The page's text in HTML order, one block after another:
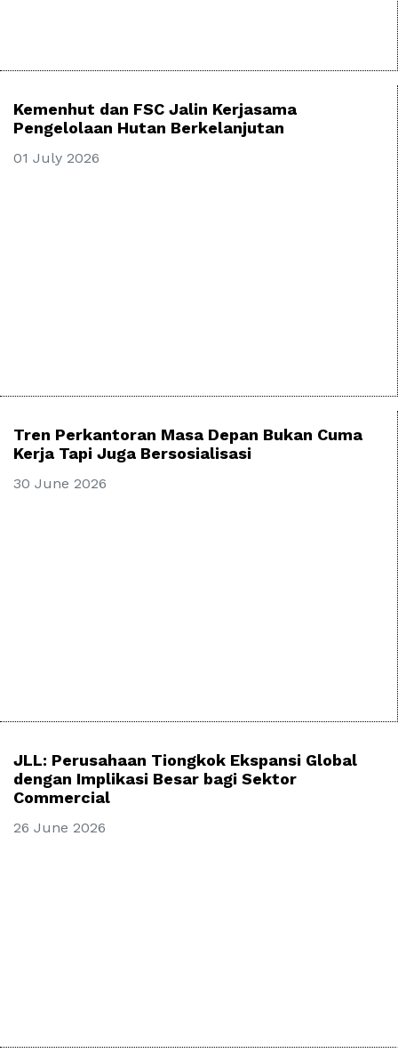
Kemenhut dan FSC Jalin Kerjasama
Pengelolaan Hutan Berkelanjutan
01 July 2026
Tren Perkantoran Masa Depan Bukan Cuma
Kerja Tapi Juga Bersosialisasi
30 June 2026
JLL: Perusahaan Tiongkok Ekspansi Global
dengan Implikasi Besar bagi Sektor
Commercial
26 June 2026